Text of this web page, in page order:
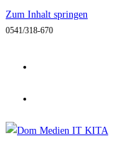
Zum Inhalt springen
0541/318-670